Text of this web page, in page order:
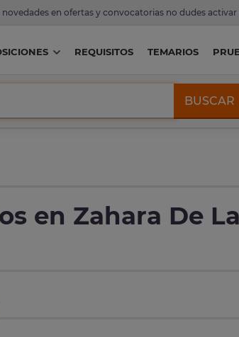
en ofertas y convocatorias no dudes activar
REQUISITOS TEMARIOS
BUSCAR
en Zahara De La